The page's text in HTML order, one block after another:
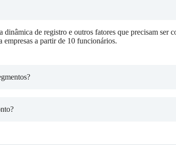
de registro e outros fatores que precisam ser
a partir de 10 funcionários.